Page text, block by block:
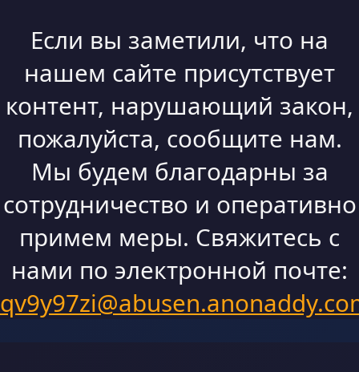
Если вы заметили, что на
нашем сайте присутствует
контент, нарушающий закон,
пожалуйста, сообщите нам.
Мы будем благодарны за
сотрудничество и оперативно
примем меры. Свяжитесь с
нами по электронной почте: